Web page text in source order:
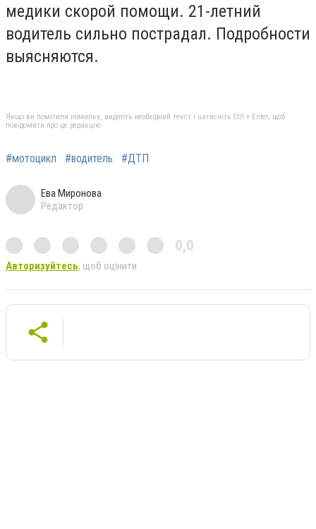
медики скорой помощи. 21-летний
водитель сильно пострадал. Подробности
выясняются.
Якщо ви помітили помилку, виділіть необхідний текст і натисніть Ctrl + Enter, щоб
повідомити про це редакцію
#мотоцикл #водитель #ДТП
Ева Миронова
Редактор
0,0
Авторизуйтесь, щоб оцінити